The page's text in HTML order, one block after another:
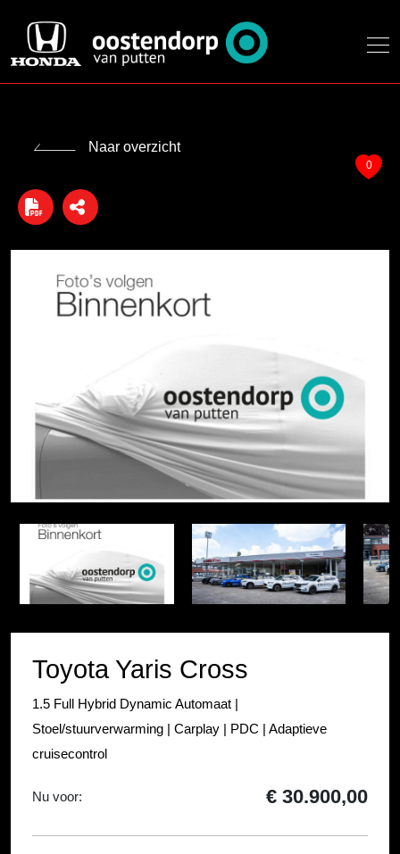
Naar overzicht
Item
Item
1
Toyota Yaris Cross
1.5 Full Hybrid Dynamic Automaat |
Stoel/stuurverwarming | Carplay | PDC | Adaptieve
cruisecontrol
Nu voor: € 30.900,00
0